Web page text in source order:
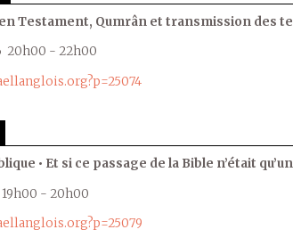
Testament, Qumrân et transmission des
20h00 - 22h00
• Et si ce passage de la Bible n’était
19h00 - 20h00